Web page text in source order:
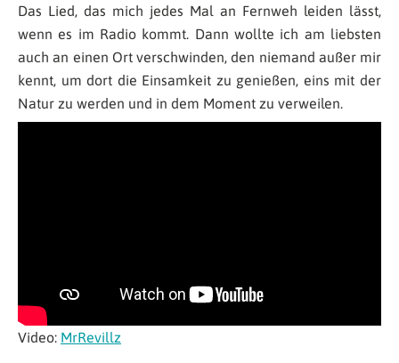
Das Lied, das mich jedes Mal an Fernweh leiden lässt,
wenn es im Radio kommt. Dann wollte ich am liebsten
auch an einen Ort verschwinden, den niemand außer mir
kennt, um dort die Einsamkeit zu genießen, eins mit der
Natur zu werden und in dem Moment zu verweilen.
Video: MrRevillz